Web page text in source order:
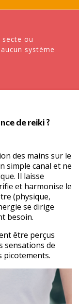
secte ou
système
de reiki ?
des mains sur le
simple canal et ne
Il laisse
et harmonise le
(physique,
se dirige
besoin.
être perçus
sensations de
picotements.